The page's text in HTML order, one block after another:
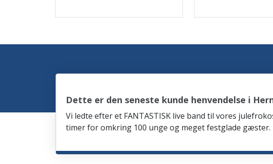
Dette er den seneste kunde henvendelse i
Vi ledte efter et FANTASTISK live band til vores
timer for omkring 100 unge og meget festglade